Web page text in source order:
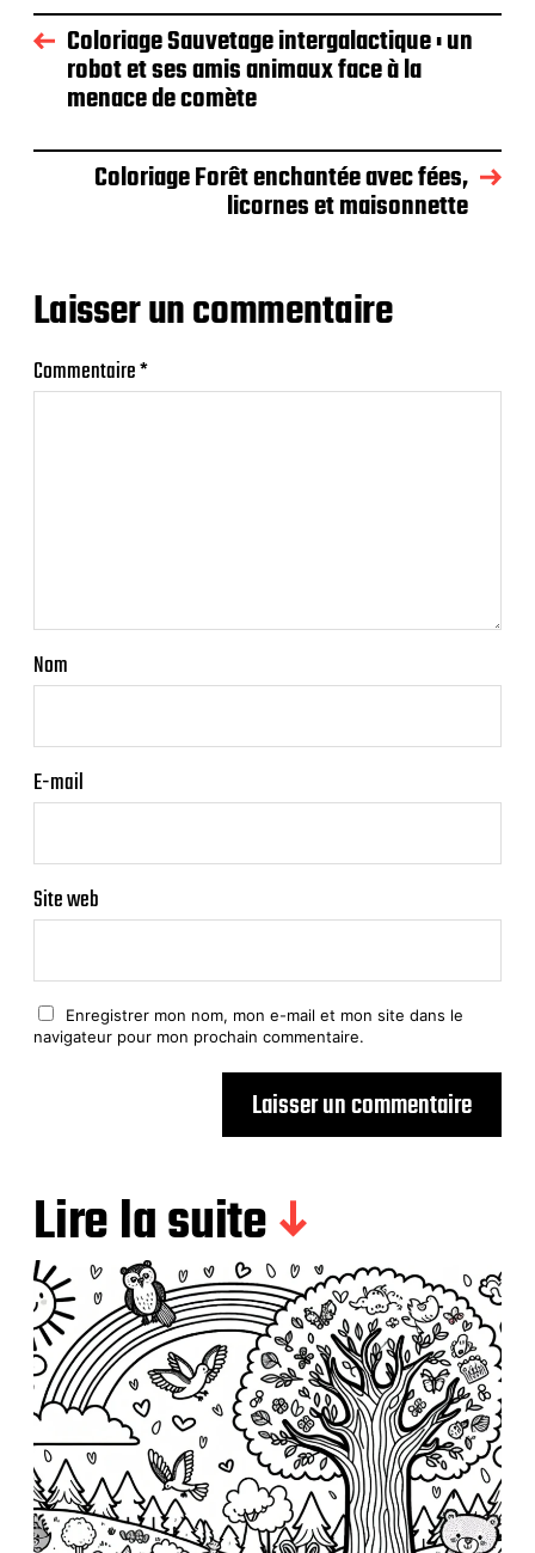
Coloriage Sauvetage intergalactique : un
robot et ses amis animaux face à la
menace de comète
Coloriage Forêt enchantée avec fées,
licornes et maisonnette
Laisser un commentaire
Commentaire*
Nom
E-mail
Site web
Enregistrer mon nom, mon e-mail et mon site dans le
navigateur pour mon prochain commentaire.
Lire la suite